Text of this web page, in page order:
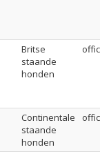
Britse
staande
honden
Continentale
staande
honden